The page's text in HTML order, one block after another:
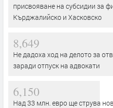
присвояване на субсидии за
Кърджалийско и Хасковско
8,649
Не дадоха ход на делото за
заради отпуск на адвокати
6,150
Над 33 млн. евро ще струва